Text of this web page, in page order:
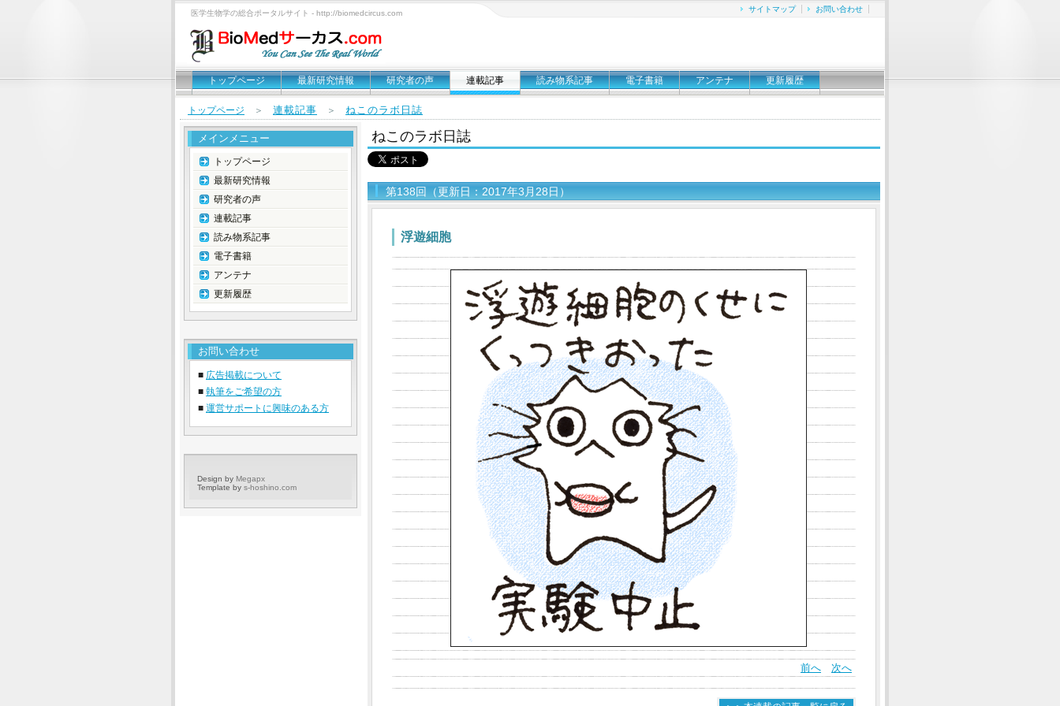
医学生物学の総合ポータルサイト - http://biomedcircus.com サイトマップ お問い合わせ
トップページ 最新研究情報 研究者の声 連載記事 読み物系記事 電子書籍 アンテナ 更新履歴
トップページ ＞ 連載記事 ＞ ねこのラボ日誌
ねこのラボ日誌
第138回（更新日：2017年3月28日）
浮遊細胞
前へ 次へ
メインメニュー
トップページ
最新研究情報
研究者の声
連載記事
読み物系記事
電子書籍
アンテナ
更新履歴
お問い合わせ
■ 広告掲載について
■ 執筆をご希望の方
■ 運営サポートに興味のある方
Design by Megapx
Template by s-hoshino.com